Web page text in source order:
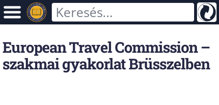
European Travel Commission –
szakmai gyakorlat Brüsszelben